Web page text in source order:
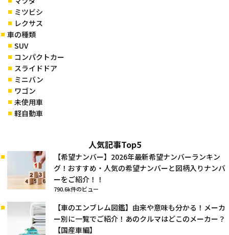
ミツビシ
レクサス
車の種類
SUV
コンパクトカー
スライドドア
ミニバン
ワゴン
未使用車
軽自動車
人気記事Top5
【希望ナンバー】2026年最新希望ナンバーランキン
グ！おすすめ・人気の希望ナンバーと図柄入りナンバ
ーをご紹介！！
790.6k件のビュー
【車のエンブレム図鑑】由来や意味も分かる！メーカ
ー別に一覧でご紹介！あのクルマはどこのメーカー？
【国産車編】